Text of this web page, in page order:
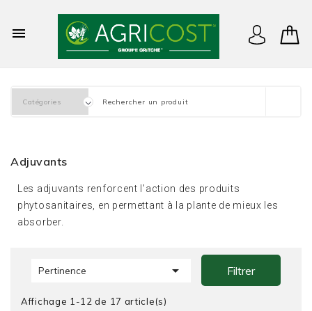

Adjuvants
Les adjuvants renforcent l'action des produits
phytosanitaires, en permettant à la plante de mieux les
absorber.
Pertinence  Filtrer
Affichage 1-12 de 17 article(s)